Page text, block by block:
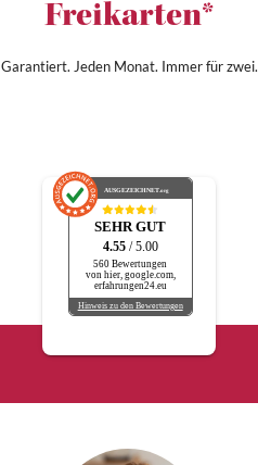
Freikarten*
Garantiert. Jeden Monat. Immer für zwei.
AUSGEZEICHNET.org
SEHR GUT
4.55 / 5.00
560 Bewertungen
von hier, google.com,
erfahrungen24.eu
Hinweis zu den Bewertungen